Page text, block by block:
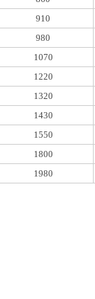
910
980
1070
1220
1320
1430
1550
1800
1980